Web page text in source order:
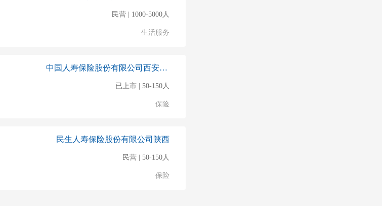
民营 | 1000-5000人
生活服务
中国人寿保险股份有限公司西安分公司长安南路营销服务部
已上市 | 50-150人
保险
民生人寿保险股份有限公司陕西
民营 | 50-150人
保险